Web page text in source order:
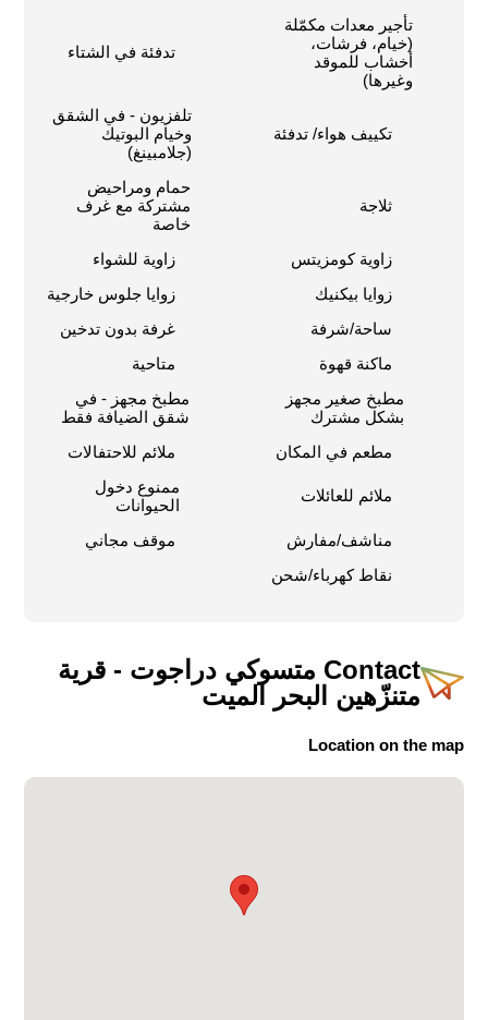
تأجير معدات مكمّلة
(خيام، فرشات،
أخشاب للموقد
وغيرها)
تدفئة في الشتاء
تكييف هواء/ تدفئة
تلفزيون - في الشقق
وخيام البوتيك
(جلامبينغ)
ثلاجة
حمام ومراحيض
مشتركة مع غرف
خاصة
زاوية كومزيتس
زاوية للشواء
زوايا بيكنيك
زوايا جلوس خارجية
ساحة/شرفة
غرفة بدون تدخين
ماكنة قهوة
متاحية
مطبخ صغير مجهز
بشكل مشترك
مطبخ مجهز - في
شقق الضيافة فقط
مطعم في المكان
ملائم للاحتفالات
ملائم للعائلات
ممنوع دخول
الحيوانات
مناشف/مفارش
موقف مجاني
نقاط كهرباء/شحن
Contact متسوكي دراجوت - قرية
متنزّهين البحر الميت
Location on the map